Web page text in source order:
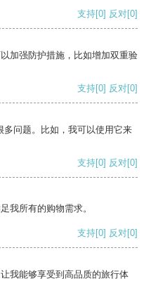
支持[0] 反对[0]
加强防护措施，比如增加双重验
支持[0] 反对[0]
问题。比如，我可以使用它来
支持[0] 反对[0]
我所有的购物需求。
支持[0] 反对[0]
我能够享受到高品质的旅行体